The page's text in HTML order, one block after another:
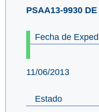
PSAA13-9930 DE
Fecha de
11/06/2013
Estado